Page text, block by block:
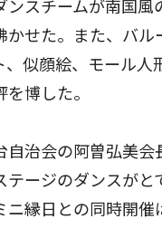
ンスチームが南国風
せた。また、バル
、似顔絵、モール人
博した。
治会の阿曽弘美会
テージのダンスがと
ニ縁日との同時開催